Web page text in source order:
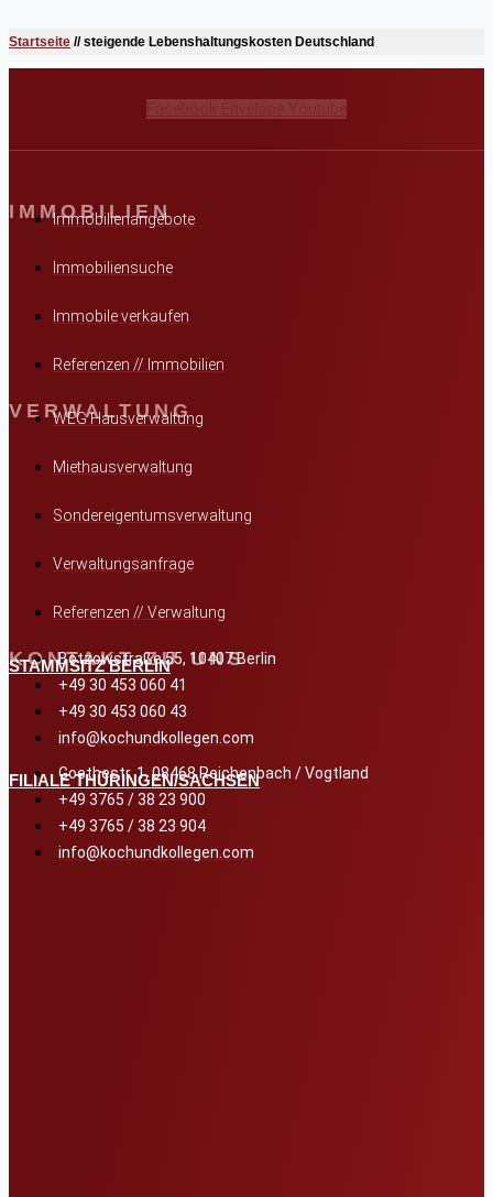
Startseite //steigende Lebenshaltungskosten Deutschland
Facebook Envelope Youtube
IMMOBILIEN
Immobilienangebote
Immobiliensuche
Immobile verkaufen
Referenzen // Immobilien
VERWALTUNG
WEG Hausverwaltung
Miethausverwaltung
Sondereigentumsverwaltung
Verwaltungsanfrage
Referenzen // Verwaltung
KONTAKT ZU UNS
STAMMSITZ BERLIN
Bötzowstraße 55, 10407 Berlin
+49 30 453 060 41
+49 30 453 060 43
info@kochundkollegen.com
FILIALE THÜRINGEN/SACHSEN
Goethestr. 1, 08468 Reichenbach / Vogtland
+49 3765 / 38 23 900
+49 3765 / 38 23 904
info@kochundkollegen.com